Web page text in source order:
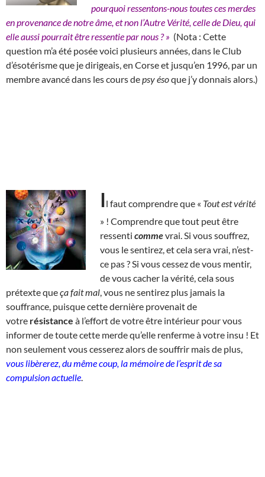
pourquoi ressentons-nous toutes ces merdes
en provenance de notre âme, et non l’Autre Vérité, celle de Dieu, qui
elle aussi pourrait être ressentie par nous ? » (Nota : Cette
question m’a été posée voici plusieurs années, dans le Club
d’ésotérisme que je dirigeais, en Corse et jusqu’en 1996, par un
membre avancé dans les cours depsy ésoque j’y donnais alors.)
Il faut comprendre que « Tout est vérité
» ! Comprendre que tout peut être
ressenti commevrai. Si vous souffrez,
vous le sentirez, et cela sera vrai, n’est-
ce pas ? Si vous cessez de vous mentir,
de vous cacher la vérité, cela sous
prétexte queça fait mal , vous ne sentirez plus jamais la
souffrance, puisque cette dernière provenait de
votre résistance à l’effort de votre être intérieur pour vous
informer de toute cette merde qu’elle renferme à votre insu ! Et
non seulement vous cesserez alors de souffrir mais de plus,
vous libèrerez, du même coup, la mémoire de l’esprit de sa
compulsion actuelle